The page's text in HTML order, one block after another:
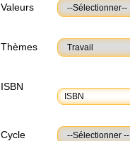
Valeurs
Thèmes
ISBN
Cycle